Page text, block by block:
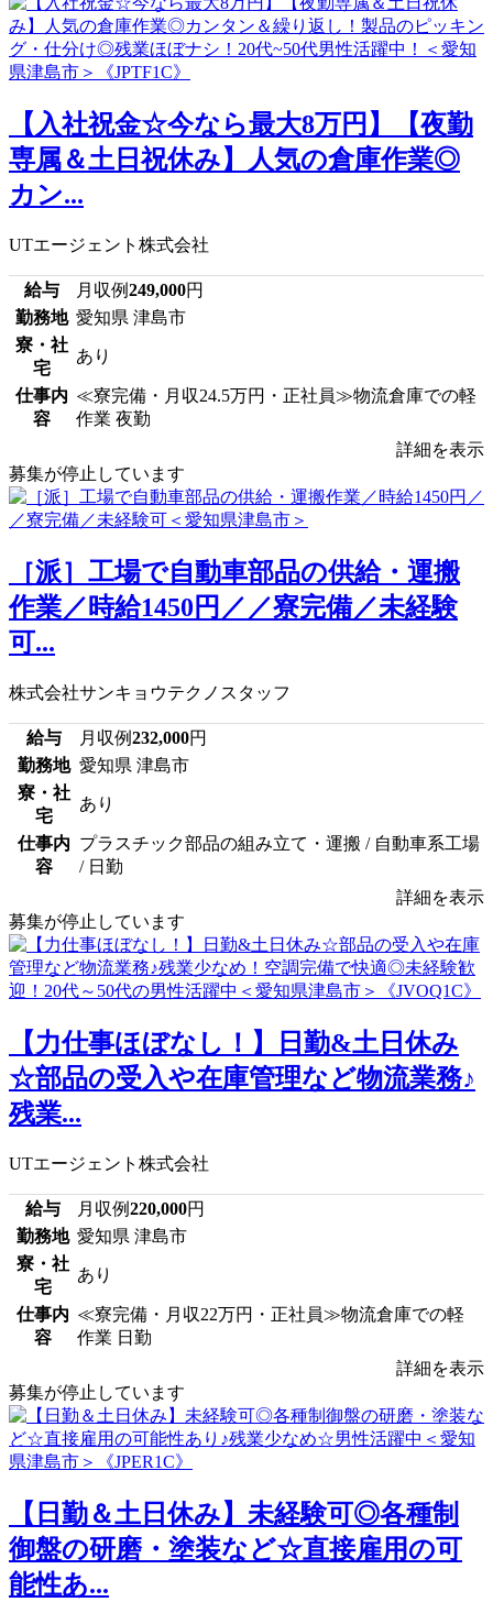
【入社祝金☆今なら最大8万円】【夜勤
専属＆土日祝休み】人気の倉庫作業◎
カン...
UTエージェント株式会社
給与 月収例249,000円
勤務地 愛知県 津島市
寮・社
宅
あり
仕事内
容
≪寮完備・月収24.5万円・正社員≫物流倉庫での軽
作業 夜勤
詳細を表示
募集が停止しています
［派］工場で自動車部品の供給・運搬
作業／時給1450円／／寮完備／未経験
可...
株式会社サンキョウテクノスタッフ
給与 月収例232,000円
勤務地 愛知県 津島市
寮・社
宅
あり
仕事内
容
プラスチック部品の組み立て・運搬 / 自動車系工場
/ 日勤
詳細を表示
募集が停止しています
【力仕事ほぼなし！】日勤&土日休み
☆部品の受入や在庫管理など物流業務♪
残業...
UTエージェント株式会社
給与 月収例220,000円
勤務地 愛知県 津島市
寮・社
宅
あり
仕事内
容
≪寮完備・月収22万円・正社員≫物流倉庫での軽
作業 日勤
詳細を表示
募集が停止しています
【日勤＆土日休み】未経験可◎各種制
御盤の研磨・塗装など☆直接雇用の可
能性あ...